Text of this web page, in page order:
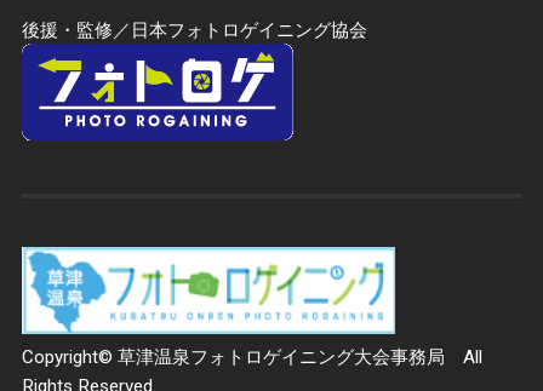
後援・監修／日本フォトロゲイニング協会
Copyright© 草津温泉フォトロゲイニング大会事務局 All
Rights Reserved.